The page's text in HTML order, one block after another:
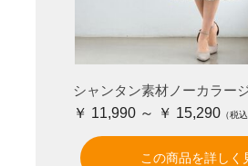
￥ 11,990 ～ ￥ 15,290
この商品を詳しく